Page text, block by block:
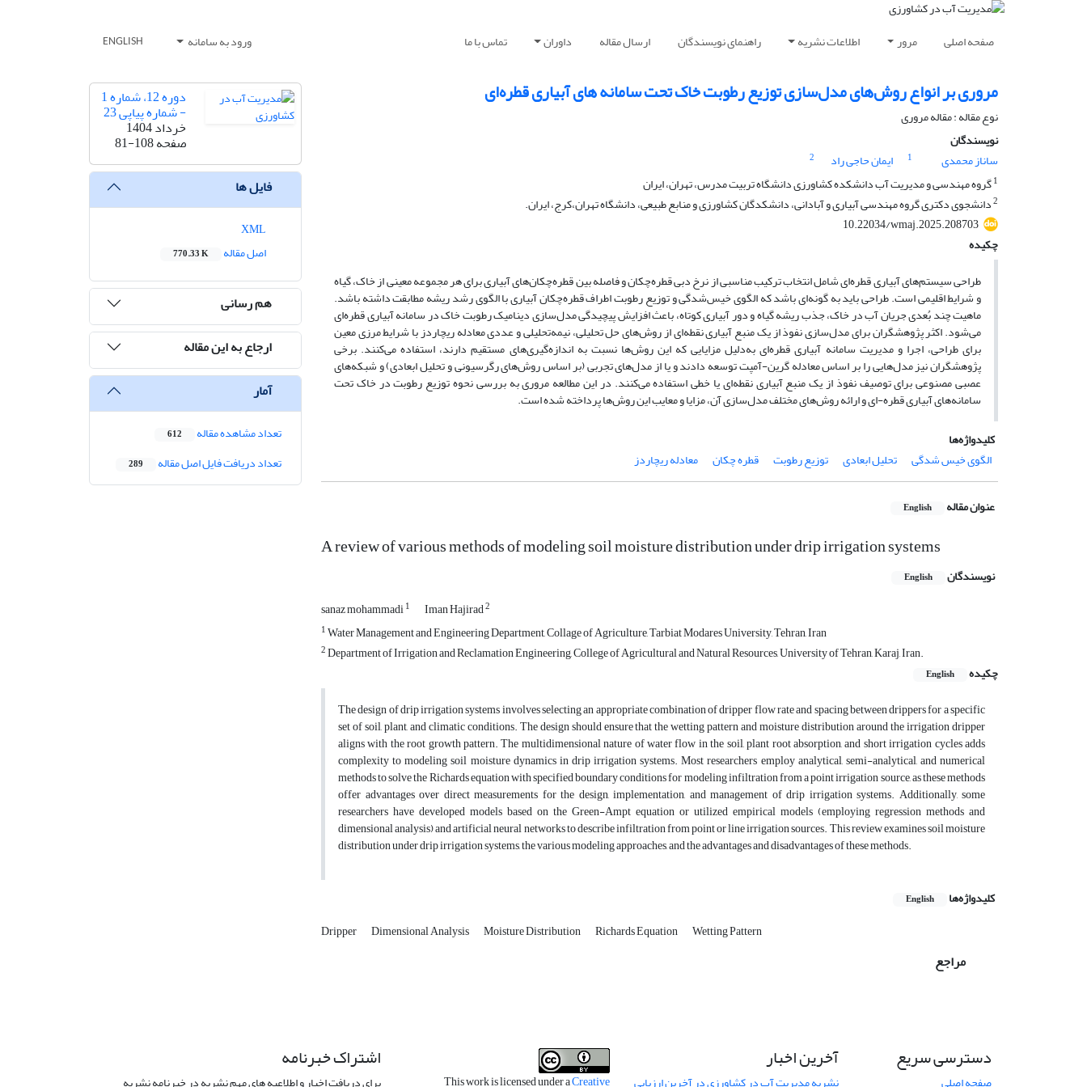
صفحه اصلی مرور اطلاعات نشریه راهنمای نویسندگان ارسال مقاله داوران تماس با ما ورود به سامانه ENGLISH
مروری بر انواع روش‌های مدل‌سازی توزیع رطوبت خاک تحت سامانه های آبیاری قطره‌ای
نوع مقاله : مقاله مروری
نویسندگان
ساناز محمدی
1 ایمان حاجی راد
2
1گروه مهندسی و مدیریت آب دانشکده کشاورزی دانشگاه تربیت مدرس، تهران، ایران
2دانشجوی دکتری گروه مهندسی آبیاری و آبادانی، دانشکدگان کشاورزی و منابع طبیعی، دانشگاه تهران،کرج، ایران.
10.22034/wmaj.2025.208703
چکیده
طراحی سیستم‌های آبیاری قطره‌ای شامل انتخاب ترکیب مناسبی از نرخ دبی قطره‌چکان و فاصله بین قطره‌‍‌چکان‌های آبیاری برای هر مجموعه معینی از خاک، گیاه
و شرایط اقلیمی است. طراحی باید به گونه‌ای باشد که الگوی خیس‌شدگی و توزیع رطوبت اطراف قطره‌چکان آبیاری با الگوی رشد ریشه مطابقت داشته باشد.
ماهیت چند بُعدی جریان آب در خاک، جذب ریشه گیاه و دور آبیاری کوتاه، باعث افزایش پیچیدگی مدل‌‌سازی دینامیک رطوبت خاک در سامانه آبیاری قطره‌ای
می‌شود. اکثر پژوهشگران برای مدل‌سازی نفوذ از یک منبع آبیاری نقطه‌ای از روش‌های حل تحلیلی، نیمه‌تحلیلی و عددی معادله ریچاردز با شرایط مرزی معین
برای طراحی، اجرا و مدیریت سامانه‌ آبیاری قطره‌ای به‌دلیل مزایایی که این روش‌ها نسبت به اندازه‌گیری‌های مستقیم دارند، استفاده می‌کنند. برخی
پژوهشگران نیز مدل‌هایی را بر اساس معادله گرین-آمپت توسعه دادند و یا از مدل‌های تجربی (بر اساس روش‌های رگرسیونی و تحلیل ابعادی) و شبکه‌های
عصبی مصنوعی برای توصیف نفوذ از یک منبع آبیاری نقطه‌ای یا خطی استفاده می‌کنند. در این مطالعه مروری به بررسی نحوه توزیع رطوبت در خاک تحت
سامانه‌های آبیاری قطره-ای و ارائه روش‌های مختلف مدل‌سازی آن، مزایا و معایب این روش‌ها پرداخته شده است.
کلیدواژه‌ها
الگوی خیس شدگی
تحلیل ابعادی توزیع رطوبت قطره چکان معادله ریچاردز
عنوان مقاله English
A review of various methods of modeling soil moisture distribution under drip irrigation systems
نویسندگان English
sanaz mohammadi1 Iman Hajirad2
1Water Management and Engineering Department, Collage of Agriculture, Tarbiat Modares University, Tehran, Iran
2Department of Irrigation and Reclamation Engineering, College of Agricultural and Natural Resources, University of Tehran, Karaj, Iran.
چکیده
English
The design of drip irrigation systems involves selecting an appropriate combination of dripper flow rate and spacing between drippers for a specific
set of soil, plant, and climatic conditions. The design should ensure that the wetting pattern and moisture distribution around the irrigation dripper
aligns with the root growth pattern. The multidimensional nature of water flow in the soil, plant root absorption, and short irrigation cycles adds
complexity to modeling soil moisture dynamics in drip irrigation systems. Most researchers employ analytical, semi-analytical, and numerical
methods to solve the Richards equation with specified boundary conditions for modeling infiltration from a point irrigation source, as these methods
offer advantages over direct measurements for the design, implementation, and management of drip irrigation systems. Additionally, some
researchers have developed models based on the Green-Ampt equation or utilized empirical models (employing regression methods and
dimensional analysis) and artificial neural networks to describe infiltration from point or line irrigation sources. This review examines soil moisture
distribution under drip irrigation systems, the various modeling approaches, and the advantages and disadvantages of these methods.
کلیدواژه‌ها English
Dripper Dimensional Analysis Moisture Distribution Richards Equation Wetting Pattern
مراجع
دوره 12، شماره 1
- شماره پیاپی 23
خرداد 1404
صفحه81-108
فایل ها
اصل مقاله
770.33 K
هم رسانی
ارجاع به این مقاله
آمار
تعداد مشاهده مقاله 612
تعداد دریافت فایل اصل مقاله 289
دسترسی سریع آخرین اخبار
This work is licensed under aCreative
اشتراک خبرنامه